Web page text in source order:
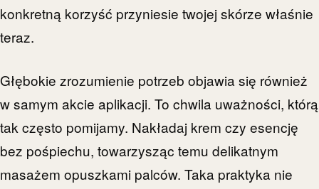
konkretną korzyść przyniesie twojej skórze właśnie
teraz.
Głębokie zrozumienie potrzeb objawia się również
w samym akcie aplikacji. To chwila uważności, którą
tak często pomijamy. Nakładaj krem czy esencję
bez pośpiechu, towarzysząc temu delikatnym
masażem opuszkami palców. Taka praktyka nie